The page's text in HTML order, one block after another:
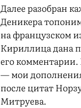
Далее разобран
Деникера
на французском
Кириллица дана
его комментарии.
— мои
после цитат
Митруева.